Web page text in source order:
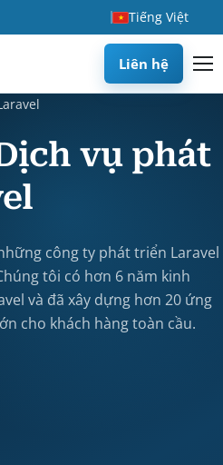
Tiếng Việt
Liên hệ
vụ phát
công ty phát triển Laravel
tôi có hơn 6 năm kinh
và đã xây dựng hơn 20 ứng
cho khách hàng toàn cầu.